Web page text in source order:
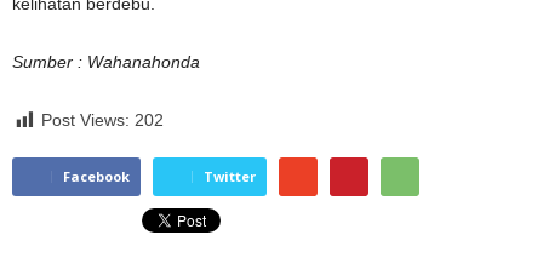
kelihatan berdebu.
Sumber : Wahanahonda
Post Views: 202
Facebook Twitter